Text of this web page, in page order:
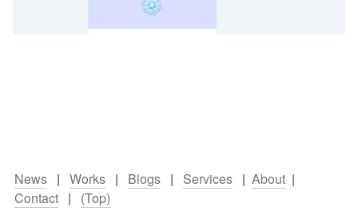
News
   |
Works
   |
Blogs
   |
Services
   |
About
Contact
   |
(Top)